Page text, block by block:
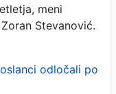
meni
Stevanović.
odločali po